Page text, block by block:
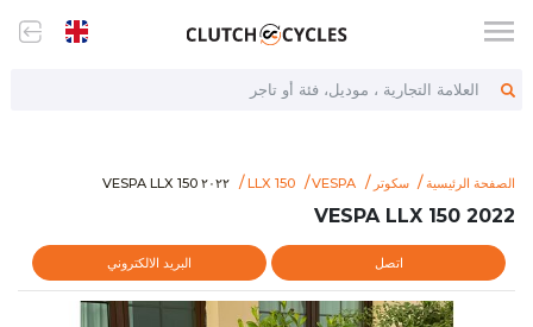
العلامة التجارية ، موديل، فئة أو تاجر
الصفحة الرئيسية سكوتر VESPA
LLX 150
2022-vespa-llx-150-70143
٢٠٢٢ VESPA LLX 150
٢٠٢٢ VESPA LLX 150
2022 VESPA LLX 150
اتصل البريد الالكتروني